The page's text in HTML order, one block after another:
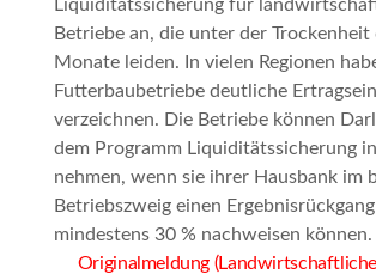
Liquiditätssicherung für
Betriebe an, die unter der Trockenheit
Monate leiden. In vielen Regionen
Futterbaubetriebe deutliche
verzeichnen. Die Betriebe können
dem Programm Liquiditätssicherungin
nehmen, wenn sie ihrer Hausbank im
Betriebszweig einen
mindestens 30 % nachweisen können.
Originalmeldung